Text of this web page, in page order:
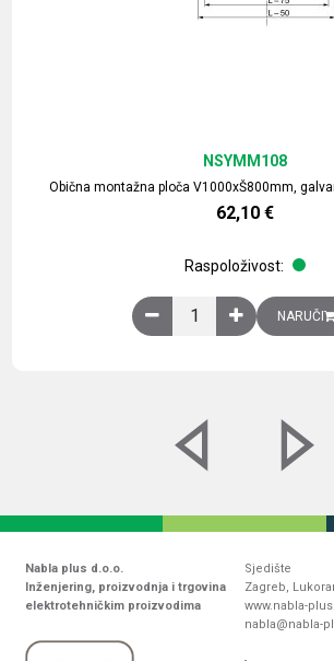
Obična montažna ploča V1000xŠ800mm,
NSYMM108
62,10 €
Raspoloživost:
Obična montažnaNARUČI
Nabla plus d.o.o.
Inženjering, proizvodnja i trgovina
elektrotehničkim proizvodima
Sjedište
Zagreb,
www.nabla-
nabla@nabla-